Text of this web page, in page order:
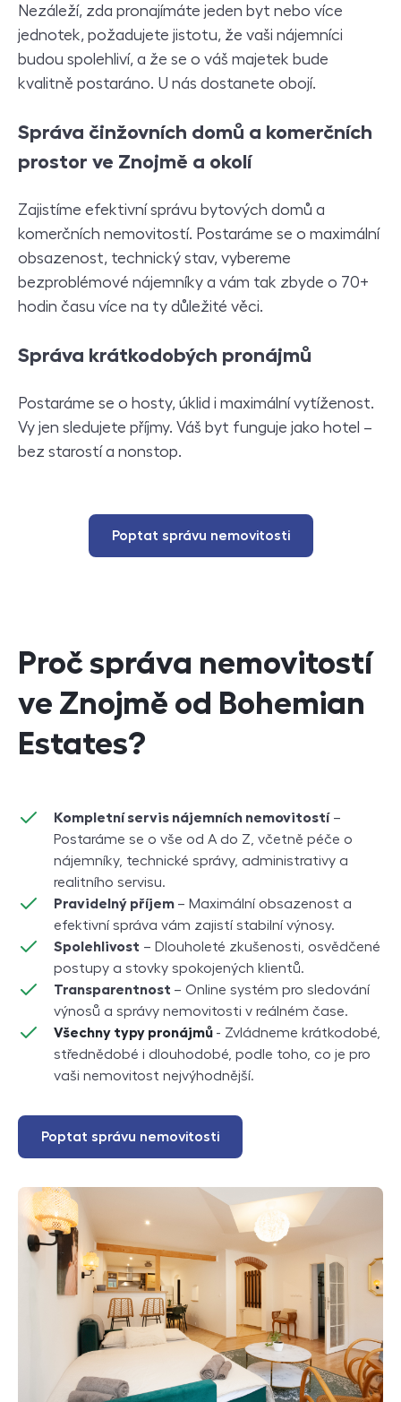
Nezáleží, zda pronajímáte jeden byt nebo více
jednotek, požadujete jistotu, že vaši nájemníci
budou spolehliví, a že se o váš majetek bude
kvalitně postaráno. U nás dostanete obojí.
Správa činžovních domů a komerčních
prostor ve Znojmě a okolí
Zajistíme efektivní správu bytových domů a
komerčních nemovitostí. Postaráme se o maximální
obsazenost, technický stav, vybereme
bezproblémové nájemníky a vám tak zbyde o 70+
hodin času více na ty důležité věci.
Správa krátkodobých pronájmů
Postaráme se o hosty, úklid i maximální vytíženost.
Vy jen sledujete příjmy. Váš byt funguje jako hotel –
bez starostí a nonstop.
Poptat správu nemovitosti
Proč správa nemovitostí
ve Znojmě od Bohemian
Estates?
Kompletní servis nájemních nemovitostí–
Postaráme se o vše od A do Z, včetně péče o
nájemníky, technické správy, administrativy a
realitního servisu.
Pravidelný příjem – Maximální obsazenost a
efektivní správa vám zajistí stabilní výnosy.
Spolehlivost – Dlouholeté zkušenosti, osvědčené
postupy a stovky spokojených klientů.
Transparentnost – Online systém pro sledování
výnosů a správy nemovitosti v reálném čase.
Všechny typy pronájmů - Zvládneme krátkodobé,
střednědobé i dlouhodobé, podle toho, co je pro
vaši nemovitost nejvýhodnější.
Poptat správu nemovitosti